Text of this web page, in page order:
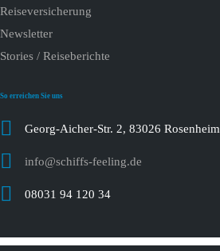
Reiseversicherung
Newsletter
Stories / Reiseberichte
So erreichen Sie uns
Georg-Aicher-Str. 2, 83026 Rosenheim
info@schiffs-feeling.de
08031 94 120 34